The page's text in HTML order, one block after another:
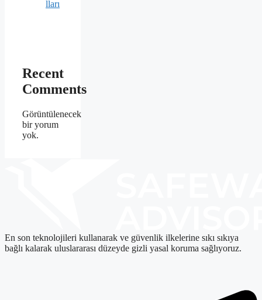
lları
Recent
Comments
Görüntülenecek
bir yorum
yok.
En son teknolojileri kullanarak ve güvenlik ilkelerine sıkı sıkıya
bağlı kalarak uluslararası düzeyde gizli yasal koruma sağlıyoruz.